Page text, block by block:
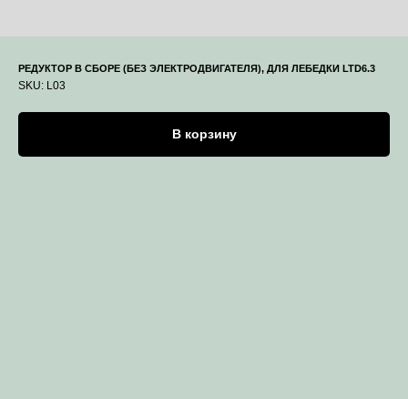
РЕДУКТОР В СБОРЕ (БЕЗ ЭЛЕКТРОДВИГАТЕЛЯ), ДЛЯ ЛЕБЕДКИ LTD6.3
SKU: L03
В корзину